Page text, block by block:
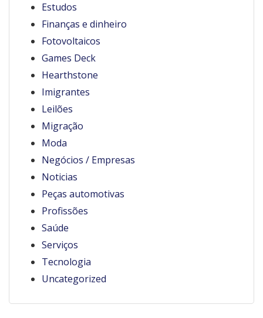
Estudos
Finanças e dinheiro
Fotovoltaicos
Games Deck
Hearthstone
Imigrantes
Leilões
Migração
Moda
Negócios / Empresas
Noticias
Peças automotivas
Profissões
Saúde
Serviços
Tecnologia
Uncategorized